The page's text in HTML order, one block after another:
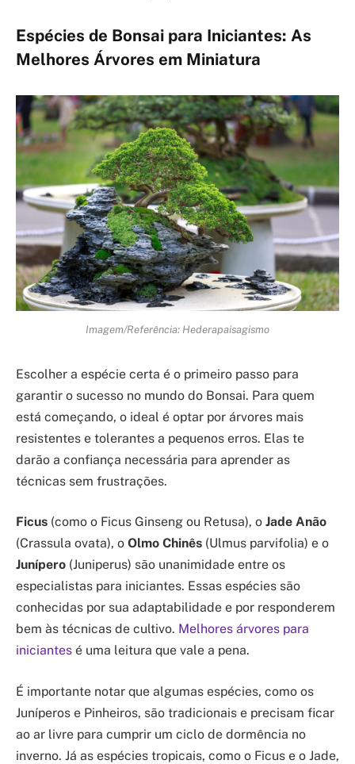
Espécies de Bonsai para Iniciantes: As
Melhores Árvores em Miniatura
Imagem/Referência: Hederapaisagismo
Escolher a espécie certa é o primeiro passo para
garantir o sucesso no mundo do Bonsai. Para quem
está começando, o ideal é optar por árvores mais
resistentes e tolerantes a pequenos erros. Elas te
darão a confiança necessária para aprender as
técnicas sem frustrações.
Ficus (como o Ficus Ginseng ou Retusa), o Jade Anão
(Crassula ovata), o Olmo Chinês (Ulmus parvifolia) e o
Junípero (Juniperus) são unanimidade entre os
especialistas para iniciantes. Essas espécies são
conhecidas por sua adaptabilidade e por responderem
bem às técnicas de cultivo. Melhores árvores para
iniciantes é uma leitura que vale a pena.
É importante notar que algumas espécies, como os
Juníperos e Pinheiros, são tradicionais e precisam ficar
ao ar livre para cumprir um ciclo de dormência no
inverno. Já as espécies tropicais, como o Ficus e o Jade,